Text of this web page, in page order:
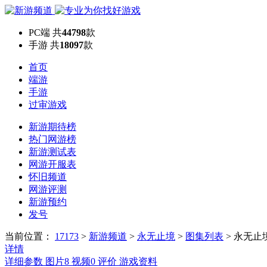
PC端 共44798款
手游 共18097款
首页
端游
手游
过审游戏
新游期待榜
热门网游榜
新游测试表
网游开服表
怀旧频道
网游评测
新游预约
发号
当前位置： 17173 > 新游频道 > 永无止境 > 图集列表 > 永无止
详情
详细参数 图片8 视频0 评价 游戏资料